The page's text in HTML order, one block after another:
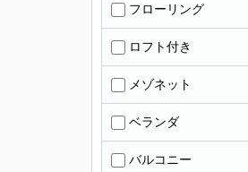
フローリング
ロフト付き
メゾネット
ベランダ
バルコニー